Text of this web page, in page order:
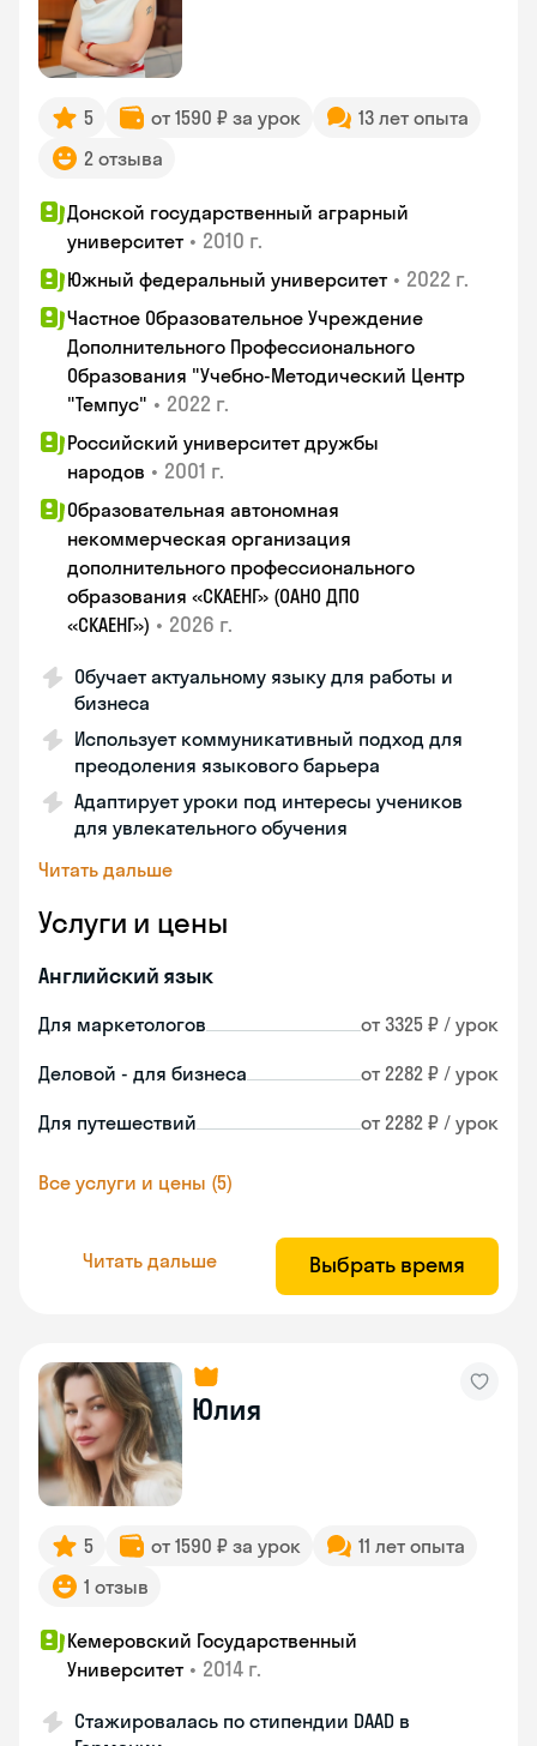
5 от 1590 ₽ за урок
13 лет опыта
2 отзыва
Донской государственный аграрный
университет • 2010 г.
Южный федеральный университет • 2022 г.
Частное Образовательное Учреждение
Дополнительного Профессионального
Образования "Учебно-Методический Центр
"Темпус" • 2022 г.
Российский университет дружбы
народов • 2001 г.
Образовательная автономная
некоммерческая организация
дополнительного профессионального
образования «СКАЕНГ» (ОАНО ДПО
«СКАЕНГ») • 2026 г.
Обучает актуальному языку для работы и
бизнеса
Использует коммуникативный подход для
преодоления языкового барьера
Адаптирует уроки под интересы учеников
для увлекательного обучения
Читать дальше
Услуги и цены
Английский язык
Для маркетологов от 3325 ₽ / урок
Деловой - для бизнеса от 2282 ₽ / урок
Для путешествий от 2282 ₽ / урок
Все услуги и цены (5)
Читать дальше Выбрать время
Юлия
5 от 1590 ₽ за урок
11 лет опыта
1 отзыв
Кемеровский Государственный
Университет • 2014 г.
Стажировалась по стипендии DAAD в